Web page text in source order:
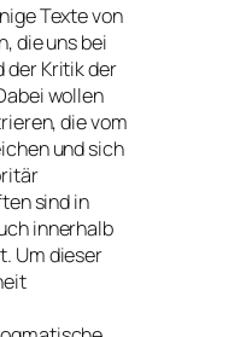
Texte von
die uns bei
der Kritik der
wollen
die vom
und sich
sind in
innerhalb
Um dieser